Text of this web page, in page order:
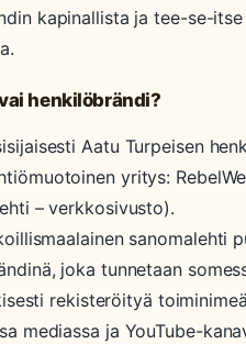
kapinallista ja tee-se-
henkilöbrändi?
Aatu Turpeisen
yritys:
– verkkosivusto).
sanomalehti
joka tunnetaan
rekisteröityä
mediassa ja YouTube-